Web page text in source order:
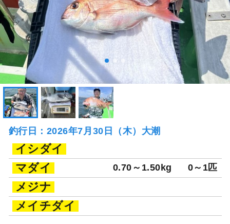
釣行日：2026年7月30日（木）大潮
イシダイ
マダイ
0.70～1.50kg 0～1匹
メジナ
メイチダイ